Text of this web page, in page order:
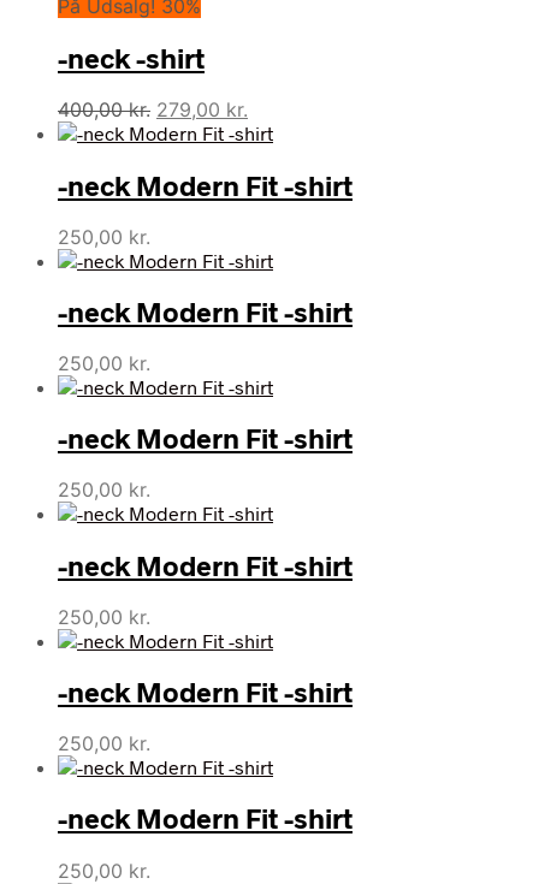
pris
400,00 kr..
På Udsalg! 30%
-neck -shirt
400,00kr. Den
oprindelige
var:
400,00 kr..
279,00 kr.
aktuelle
er:
279,00 kr..
-neck Modern Fit -shirt
250,00 kr.
-neck Modern Fit -shirt
250,00 kr.
-neck Modern Fit -shirt
250,00 kr.
-neck Modern Fit -shirt
250,00 kr.
-neck Modern Fit -shirt
250,00 kr.
-neck Modern Fit -shirt
250,00 kr.